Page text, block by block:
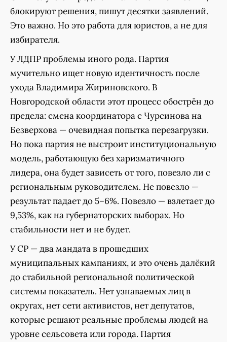
блокируют решения, пишут десятки заявлений.
Это важно. Но это работа для юристов, а не для
избирателя.
У ЛДПР проблемы иного рода. Партия
мучительно ищет новую идентичность после
ухода Владимира Жириновского. В
Новгородской области этот процесс обострён до
предела: смена координатора с Чурсинова на
Безверхова — очевидная попытка перезагрузки.
Но пока партия не выстроит институциональную
модель, работающую без харизматичного
лидера, она будет зависеть от того, повезло ли с
региональным руководителем. Не повезло —
результат падает до 5–6%. Повезло — взлетает до
9,53%, как на губернаторских выборах. Но
стабильности нет и не будет.
У СР — два мандата в прошедших
муниципальных кампаниях, и это очень далёкий
до стабильной региональной политической
системы показатель. Нет узнаваемых лиц в
округах, нет сети активистов, нет депутатов,
которые решают реальные проблемы людей на
уровне сельсовета или города. Партия